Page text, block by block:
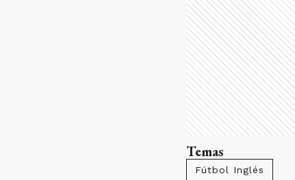
Temas
Fútbol Inglés